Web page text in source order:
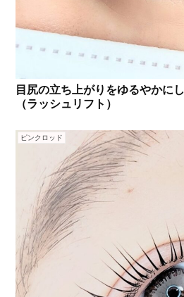
目尻の立ち上がりをゆるやかに
（ラッシュリフト）
ピンクロッド